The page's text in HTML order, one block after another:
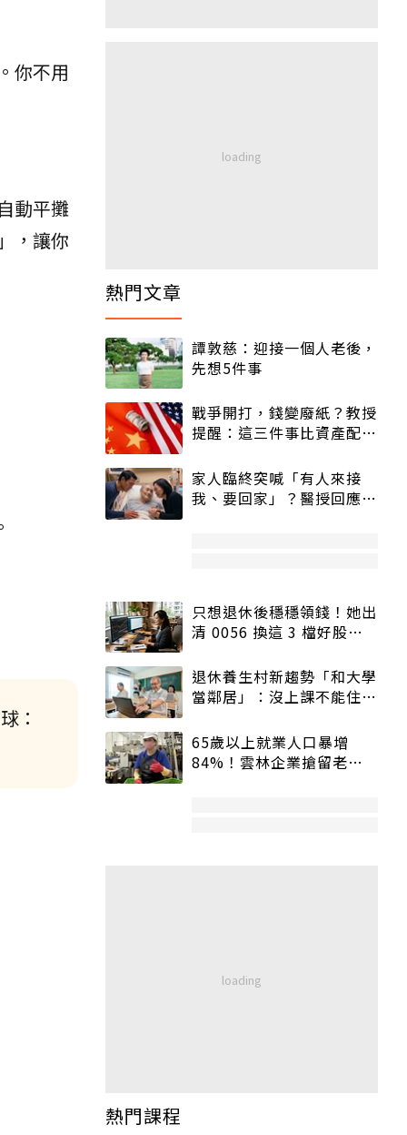
你不用
動平攤
，讓你
：
熱門文章
譚敦慈：迎接一個人老後，
先想5件事
戰爭開打，錢變廢紙？教授
提醒：這三件事比資產配置
家人臨終突喊「有人來接
我、要回家」？醫授回應方
只想退休後穩穩領錢！她出
清 0056 換這 3 檔好股：
退休養生村新趨勢「和大學
當鄰居」：沒上課不能住、
65歲以上就業人口暴增
84%！雲林企業搶留老員
熱門課程